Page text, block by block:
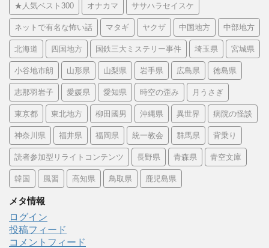
★人気ベスト300 オナカマ ササハラセイスケ
ネットで有名な怖い話 マタギ ヤクザ 中国地方 中部地方
北海道 四国地方 国鉄三大ミステリー事件 埼玉県 宮城県
小谷地市朗 山形県 山梨県 岩手県 広島県 徳島県
志那羽岩子 愛媛県 愛知県 時空の歪み 月うさぎ
東京都 東北地方 柳田國男 沖縄県 異世界 病院の怪談
神奈川県 福井県 福岡県 統一教会 群馬県 背乗り
読者参加型リライトコンテンツ 長野県 青森県 青空文庫
韓国 風習 高知県 鳥取県 鹿児島県
メタ情報
ログイン
投稿フィード
コメントフィード